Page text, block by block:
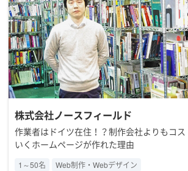
株式会社ノースフィールド
作業者はドイツ在住！？制作会社よりもコ
いくホームページが作れた理由
1～50名
Web制作・Webデザイン